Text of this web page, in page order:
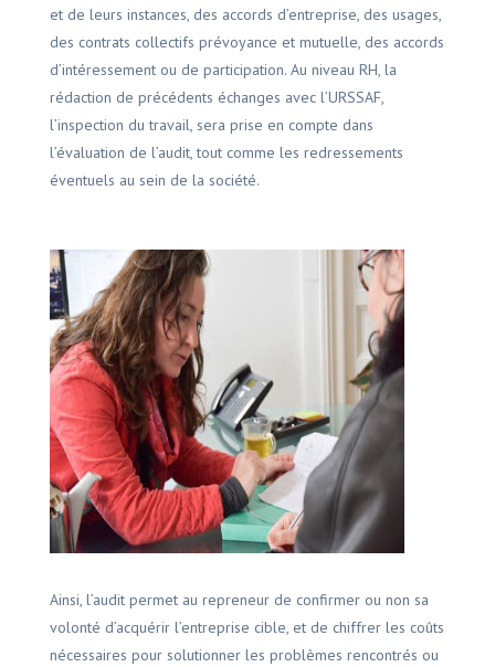
et de leurs instances, des accords d’entreprise, des usages,
des contrats collectifs prévoyance et mutuelle, des accords
d’intéressement ou de participation. Au niveau RH, la
rédaction de précédents échanges avec l’URSSAF,
l’inspection du travail, sera prise en compte dans
l’évaluation de l’audit, tout comme les redressements
éventuels au sein de la société.
Ainsi, l’audit permet au repreneur de confirmer ou non sa
volonté d’acquérir l’entreprise cible, et de chiffrer les coûts
nécessaires pour solutionner les problèmes rencontrés ou